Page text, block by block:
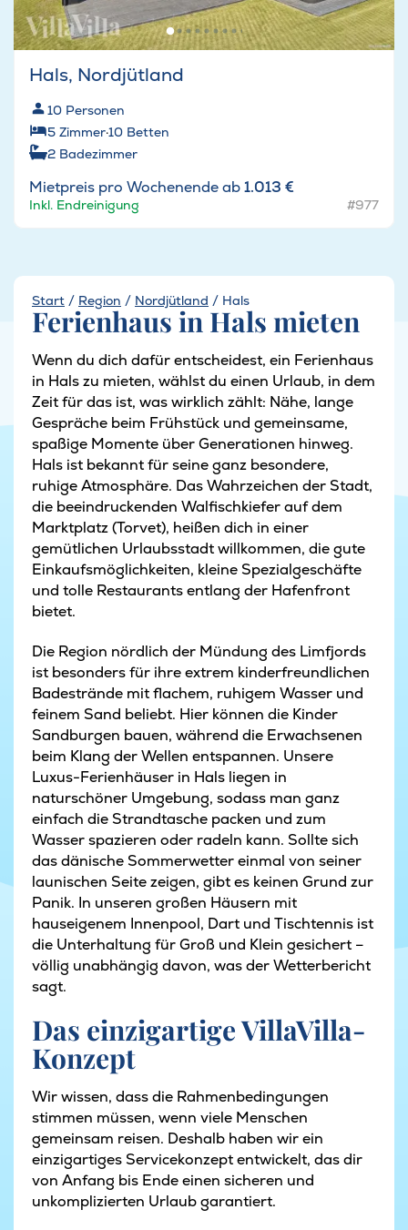
Hals, Nordjütland
10 Personen
5 Zimmer·10 Betten
2 Badezimmer
Mietpreis pro Wochenende ab1.013 €
Inkl. Endreinigung #977
Start / Region / Nordjütland / Hals
Ferienhaus in Hals mieten
Wenn du dich dafür entscheidest, ein Ferienhaus
in Hals zu mieten, wählst du einen Urlaub, in dem
Zeit für das ist, was wirklich zählt: Nähe, lange
Gespräche beim Frühstück und gemeinsame,
spaßige Momente über Generationen hinweg.
Hals ist bekannt für seine ganz besondere,
ruhige Atmosphäre. Das Wahrzeichen der Stadt,
die beeindruckenden Walfischkiefer auf dem
Marktplatz (Torvet), heißen dich in einer
gemütlichen Urlaubsstadt willkommen, die gute
Einkaufsmöglichkeiten, kleine Spezialgeschäfte
und tolle Restaurants entlang der Hafenfront
bietet.
Die Region nördlich der Mündung des Limfjords
ist besonders für ihre extrem kinderfreundlichen
Badestrände mit flachem, ruhigem Wasser und
feinem Sand beliebt. Hier können die Kinder
Sandburgen bauen, während die Erwachsenen
beim Klang der Wellen entspannen. Unsere
Luxus-Ferienhäuser in Hals liegen in
naturschöner Umgebung, sodass man ganz
einfach die Strandtasche packen und zum
Wasser spazieren oder radeln kann. Sollte sich
das dänische Sommerwetter einmal von seiner
launischen Seite zeigen, gibt es keinen Grund zur
Panik. In unseren großen Häusern mit
hauseigenem Innenpool, Dart und Tischtennis ist
die Unterhaltung für Groß und Klein gesichert –
völlig unabhängig davon, was der Wetterbericht
sagt.
Das einzigartige VillaVilla-
Konzept
Wir wissen, dass die Rahmenbedingungen
stimmen müssen, wenn viele Menschen
gemeinsam reisen. Deshalb haben wir ein
einzigartiges Servicekonzept entwickelt, das dir
von Anfang bis Ende einen sicheren und
unkomplizierten Urlaub garantiert.